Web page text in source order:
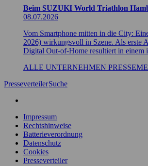
Beim SUZUKI World Triathlon
08.07.2026
Vom Smartphone mitten in die City:
2026) wirkungsvoll in Szene. Als erste
Digital Out-of-Home resultiert in einem
ALLE UNTERNEHMEN
PresseverteilerSuche
Impressum
Rechtshinweise
Batterieverordnung
Datenschutz
Cookies
Presseverteiler